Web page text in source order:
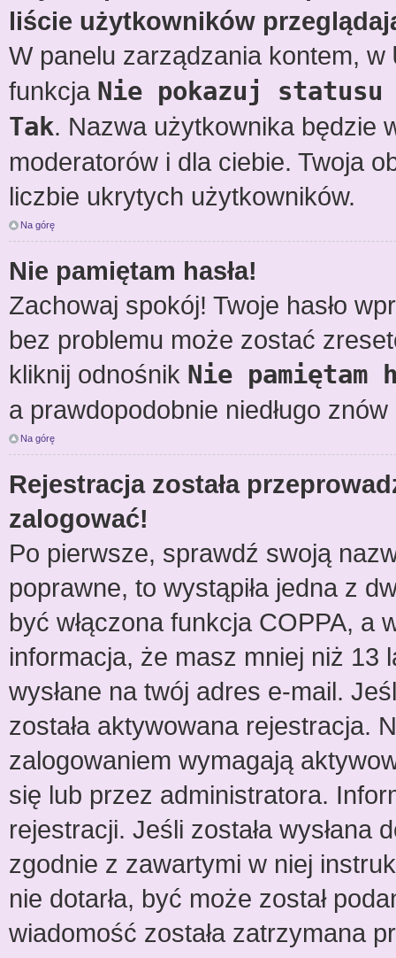
liście użytkowników
W panelu zarządzania kontem, w
funkcja Nie pokazuj
Tak. Nazwa użytkownika będzie
moderatorów i dla ciebie. Twoja
liczbie ukrytych użytkowników.
Na górę
Nie pamiętam hasła!
Zachowaj spokój! Twoje hasło
bez problemu może zostać
kliknij odnośnik Nie pamiętam
a prawdopodobnie niedługo
Na górę
Rejestracja została
zalogować!
Po pierwsze, sprawdź swoją
poprawne, to wystąpiła jedna z
być włączona funkcja COPPA, a
informacja, że masz mniej niż 13
wysłane na twój adres e-mail.
została aktywowana rejestracja.
zalogowaniem wymagają
się lub przez administratora.
rejestracji. Jeśli została wysłana
zgodnie z zawartymi w niej
nie dotarła, być może został
wiadomość została zatrzymana